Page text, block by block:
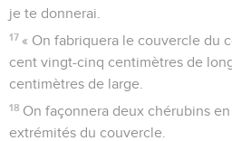
je te donnerai.
17 « On fabriquera le couvercle du
cent vingt-cinq centimètres de
centimètres de large.
18 On façonnera deux chérubins
extrémités du couvercle.